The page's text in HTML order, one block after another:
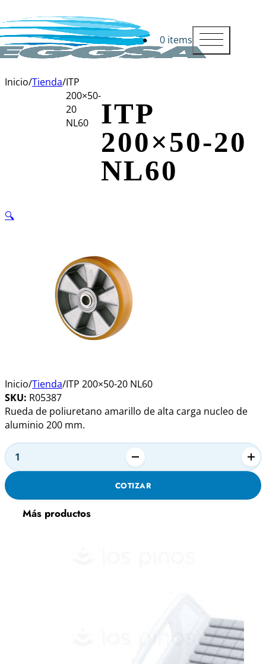
0 items
Inicio/Tienda/ITP
200×50-
20
NL60
ITP
200×50-20
NL60
🔍
Inicio/Tienda/ITP 200×50-20 NL60
SKU: R05387
Rueda de poliuretano amarillo de alta carga nucleo de
aluminio 200 mm.
ITP
200x50-
20
NL60
cantidad
COTIZAR
Alternative:
Más productos